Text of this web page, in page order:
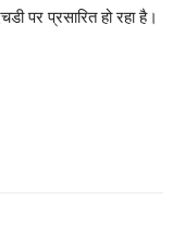
पर प्रसारित हो रहा है।